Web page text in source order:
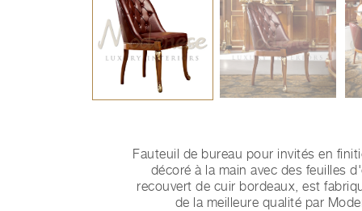
Fauteuil de bureau pour invités en
décoré à la main avec des feuilles
recouvert de cuir bordeaux, est
de la meilleure qualité par